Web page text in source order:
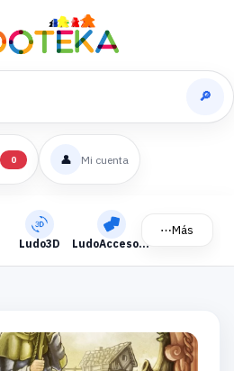
🔎
0 👤 Mi cuenta
Ludo3D LudoAccesorios
⋯Más